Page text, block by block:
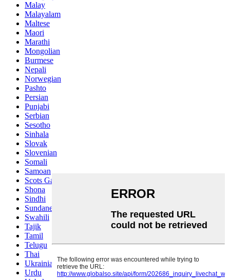
Malay
Malayalam
Maltese
Maori
Marathi
Mongolian
Burmese
Nepali
Norwegian
Pashto
Persian
Punjabi
Serbian
Sesotho
Sinhala
Slovak
Slovenian
Somali
Samoan
Scots Gaelic
Shona
Sindhi
Sundanese
Swahili
Tajik
Tamil
Telugu
Thai
Ukrainian
Urdu